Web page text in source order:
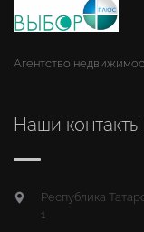
Агентство
Наши контакты
Республика
1